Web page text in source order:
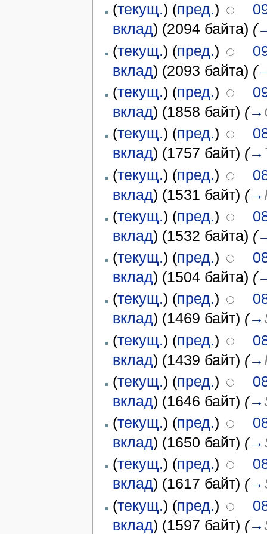
(текущ.) (пред.)
вклад) (2094 байта) (
(текущ.) (пред.)
вклад) (2093 байта) (
(текущ.) (пред.)
вклад) (1858 байт) (→
(текущ.) (пред.)
вклад) (1757 байт) (→
(текущ.) (пред.)
вклад) (1531 байт) (→
(текущ.) (пред.)
вклад) (1532 байта) (
(текущ.) (пред.)
вклад) (1504 байта) (
(текущ.) (пред.)
вклад) (1469 байт) (→
(текущ.) (пред.)
вклад) (1439 байт) (→
(текущ.) (пред.)
вклад) (1646 байт) (→
(текущ.) (пред.)
вклад) (1650 байт) (→
(текущ.) (пред.)
вклад) (1617 байт) (→
(текущ.) (пред.)
вклад) (1597 байт) (→